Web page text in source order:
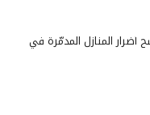
المنازل المدمّرة في